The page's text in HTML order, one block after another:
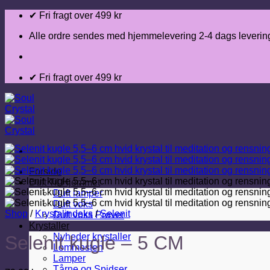
Fortsæt
indhold
✔ Fri fragt over 499 kr
Alle ordre sendes med hjemmelevering 2-4 dags
✔ Fri fragt over 499 kr
Forside
Duft Til Hjemmet
Duft lamper
Duft voks
Duft voks Prøver
Krystaller
Nyheder krystaller
Lommesten
Lamper
Shop / Krystalindeks / Selenit
Selenit kugle – 5 CM